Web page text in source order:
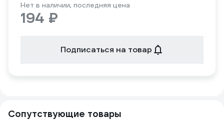
Нет в наличии, последняя цена
194 ₽
Подписаться на товар
Сопутствующие товары